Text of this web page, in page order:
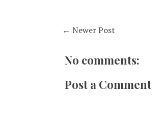
← Newer Post
No comments:
Post a Comment